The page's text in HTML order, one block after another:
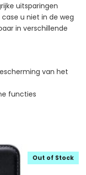
uitsparingen
u niet in de weg
in verschillende
van het
functies
Out of Stock